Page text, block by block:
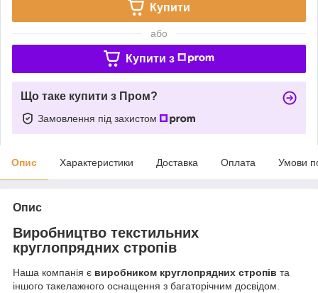
Купити
або
Купити з
Що таке купити з Пром?
Замовлення під захистом
Опис Характеристики Доставка Оплата Умови
Опис
Виробництво текстильних
круглопрядних стропів
Наша компанія є виробником круглопрядних стропів та
іншого такелажного оснащення з багаторічним досвідом.